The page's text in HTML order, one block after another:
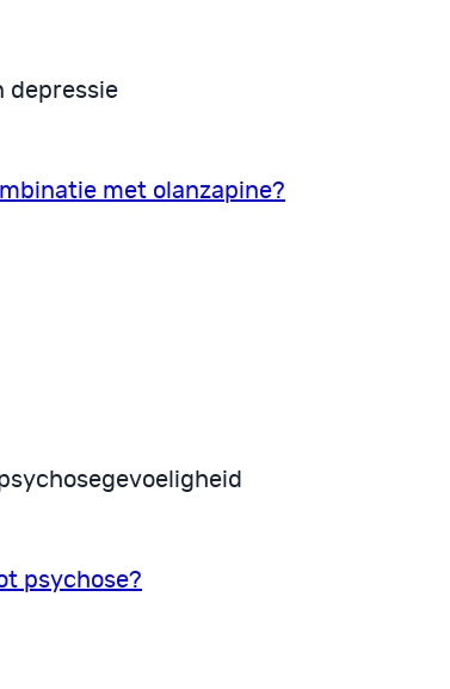
depressie
met olanzapine?
psychose?